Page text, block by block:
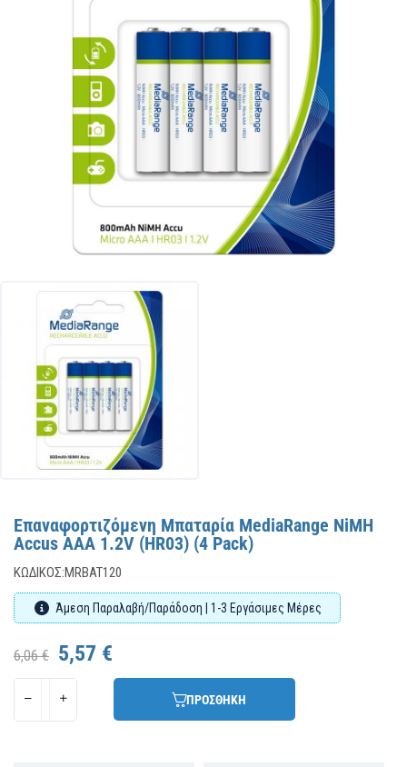
Επαναφορτιζόμενη Μπαταρία MediaRange NiMH
Accus AAA 1.2V (HR03) (4 Pack)
ΚΩΔΙΚΌΣ:MRBAT120
Άμεση Παραλαβή/Παράδοση | 1-3 Εργάσιμες Μέρες
6,06 € 5,57 €
ΠΡΟΣΘΗΚΗ